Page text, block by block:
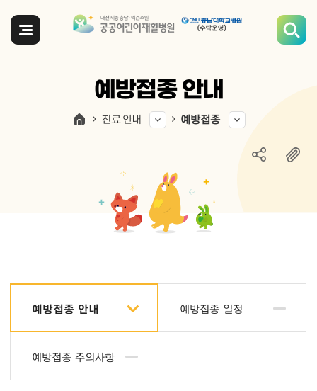
전체메뉴
예방접종 안내
진료 안내 예방접종
예방접종 안내 예방접종 일정
예방접종 주의사항